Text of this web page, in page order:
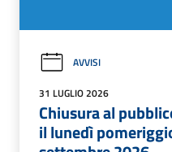
AVVISI
31 LUGLIO 2026
Chiusura al
il lunedì